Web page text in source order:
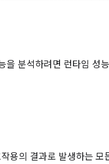
을 분석하려면 런타임 성
용의 결과로 발생하는 모